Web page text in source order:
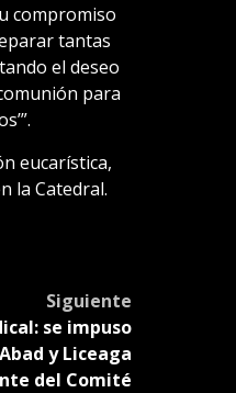
compromiso
tantas
el deseo
para
eucarística,
la Catedral.
Siguiente
se impuso
y Liceaga
del Comité